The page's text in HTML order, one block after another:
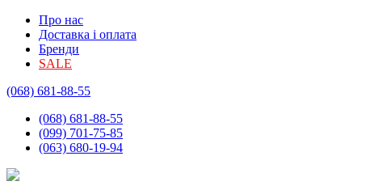
Про нас
Доставка і оплата
Бренди
SALE
(068) 681-88-55
(068) 681-88-55
(099) 701-75-85
(063) 680-19-94